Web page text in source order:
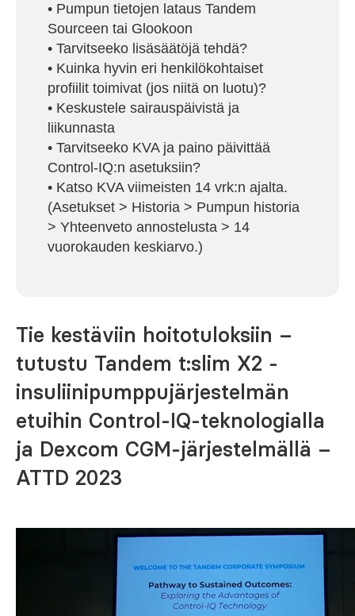
• Pumpun tietojen lataus Tandem
Sourceen tai Glookoon
• Tarvitseeko lisäsäätöjä tehdä?
• Kuinka hyvin eri henkilökohtaiset
profiilit toimivat (jos niitä on luotu)?
• Keskustele sairauspäivistä ja
liikunnasta
• Tarvitseeko KVA ja paino päivittää
Control-IQ:n asetuksiin?
• Katso KVA viimeisten 14 vrk:n ajalta.
(Asetukset > Historia > Pumpun historia
> Yhteenveto annostelusta > 14
vuorokauden keskiarvo.)
Tie kestäviin hoitotuloksiin –
tutustu Tandem t:slim X2 -
insuliinipumppujärjestelmän
etuihin Control-IQ-teknologialla
ja Dexcom CGM-järjestelmällä –
ATTD 2023